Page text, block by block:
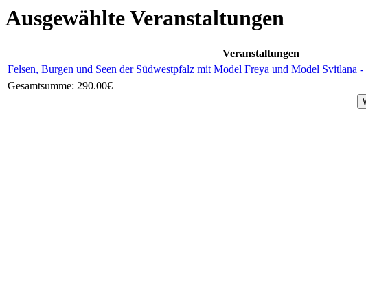
Ausgewählte Veranstaltungen
Veranstaltungen
Felsen, Burgen und Seen der Südwestpfalz mit Model Freya und Model Svitlana
Gesamtsumme: 290.00€